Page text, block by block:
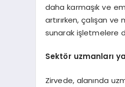
daha karmaşık ve
artırırken, çalışan
sunarak işletmelere
Sektör uzmanları y
Zirvede, alanında